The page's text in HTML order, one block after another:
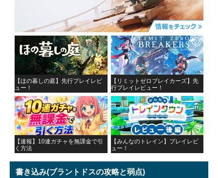
【ほの暮しの庭】先行プレイレビ
ュー！
【リミットゼロブレイカーズ】先
行プレイレビュー！
【速報】10連ガチャを無課金で引
く方法
【みんなのトレイン】プレイレビ
ュー！
書き込み(ブラントドスの攻略と弱点)